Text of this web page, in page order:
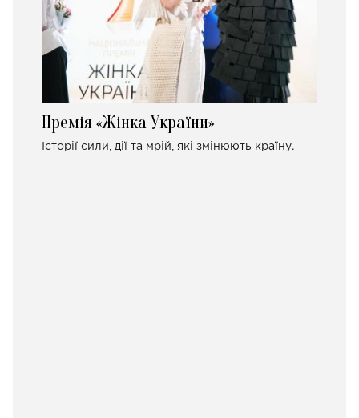
Премія «Жінка України»
Історії сили, дії та мрій, які змінюють країну.